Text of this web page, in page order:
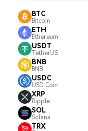
BTC
Bitcoin
ETH
Ethereum
USDT
TetherUS
BNB
BNB
USDC
USD Coin
XRP
Ripple
SOL
Solana
TRX